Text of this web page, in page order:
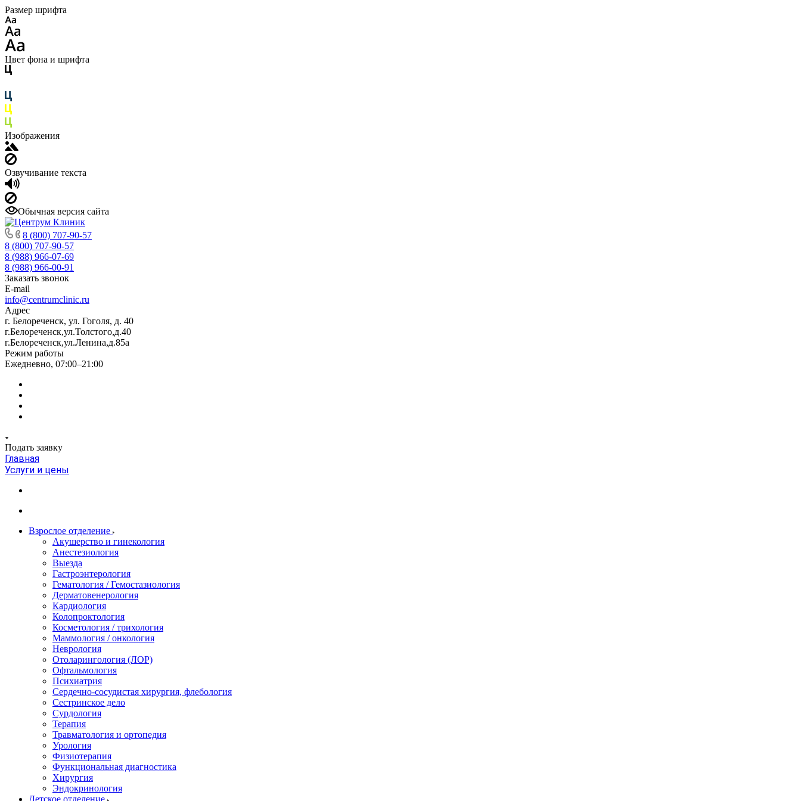
Размер шрифта
Цвет фона и шрифта
Изображения
Озвучивание текста
Обычная версия сайта
8 (800) 707-90-57
8 (800) 707-90-57
8 (988) 966-07-69
8 (988) 966-00-91
Заказать звонок
E-mail
info@centrumclinic.ru
Адрес
г. Белореченск, ул. Гоголя, д. 40
г.Белореченск,ул.Толстого,д.40
г.Белореченск,ул.Ленина,д.85а
Режим работы
Ежедневно, 07:00–21:00
Подать заявку
Главная
Услуги и цены
Взрослое отделение
Акушерство и гинекология
Анестезиология
Выезда
Гастроэнтерология
Гематология / Гемостазиология
Дерматовенерология
Кардиология
Колопроктология
Косметология / трихология
Маммология / онкология
Неврология
Отоларингология (ЛОР)
Офтальмология
Психиатрия
Сердечно-сосудистая хирургия, флебология
Сестринское дело
Сурдология
Терапия
Травматология и ортопедия
Урология
Физиотерапия
Функциональная диагностика
Хирургия
Эндокринология
Детское отделение